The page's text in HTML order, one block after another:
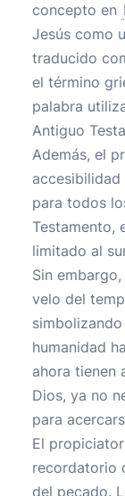
concepto en
Jesús como
traducido
el término
palabra
Antiguo
Además, el
para todos
Testamento,
limitado al
Sin
velo del
humanidad
ahora tienen
Dios, ya no
para
El
recordatorio
del pecado.